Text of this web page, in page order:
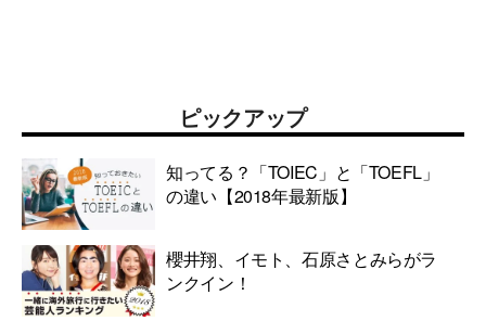
ピックアップ
知ってる？「TOIEC」と「TOEFL」
の違い【2018年最新版】
櫻井翔、イモト、石原さとみらがラ
ンクイン！